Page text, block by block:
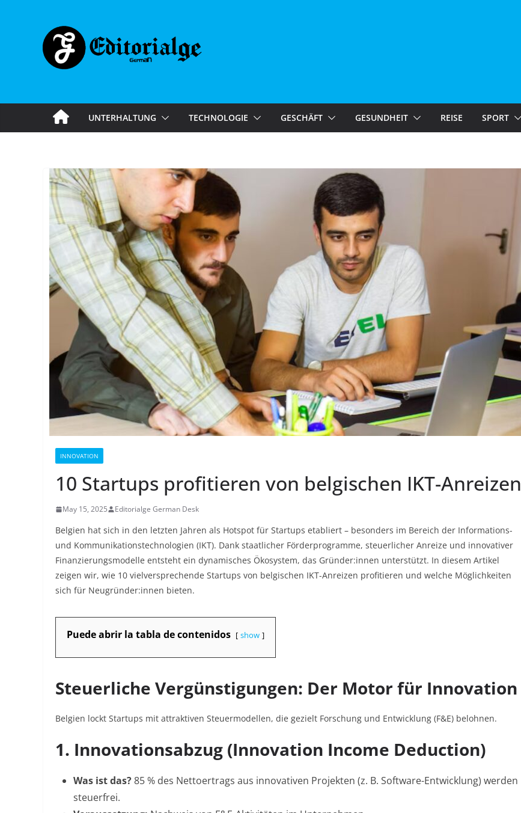
UNTERHALTUNG TECHNOLOGIE GESCHÄFT GESUNDHEIT REISE SPORT
INNOVATION
10 Startups profitieren von belgischen IKT-Anreizen
May 15, 2025 Editorialge German Desk
Belgien hat sich in den letzten Jahren als Hotspot für Startups etabliert – besonders im Bereich der Informations-
und Kommunikationstechnologien (IKT). Dank staatlicher Förderprogramme, steuerlicher Anreize und innovativer
Finanzierungsmodelle entsteht ein dynamisches Ökosystem, das Gründer:innen unterstützt. In diesem Artikel
zeigen wir, wie 10 vielversprechende Startups von belgischen IKT-Anreizen profitieren und welche Möglichkeiten
sich für Neugründer:innen bieten.
Puede abrir la tabla de contenidos show
Steuerliche Vergünstigungen: Der Motor für Innovation
Belgien lockt Startups mit attraktiven Steuermodellen, die gezielt Forschung und Entwicklung (F&E) belohnen.
1. Innovationsabzug (Innovation Income Deduction)
Was ist das?85 % des Nettoertrags aus innovativen Projekten (z. B. Software-Entwicklung) werden
steuerfrei.